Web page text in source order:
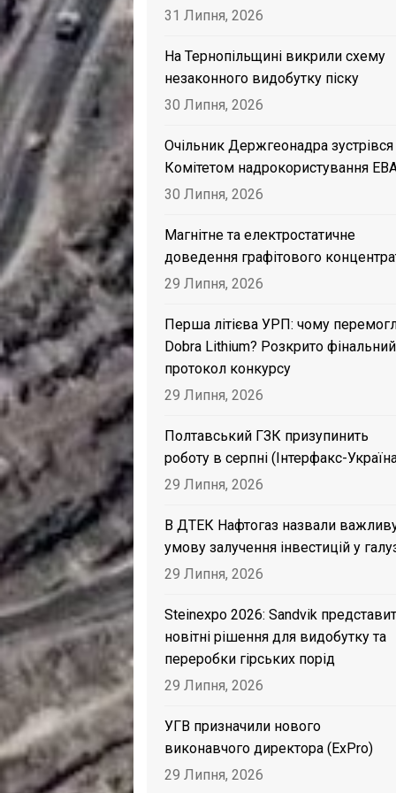
31 Липня, 2026
На Тернопільщині викрили схему
незаконного видобутку піску
30 Липня, 2026
Очільник Держгеонадра зустрівся
Комітетом надрокористування
30 Липня, 2026
Магнітне та електростатичне
доведення графітового
29 Липня, 2026
Перша літієва УРП: чому
Dobra Lithium? Розкрито фінальний
протокол конкурсу
29 Липня, 2026
Полтавський ГЗК призупинить
роботу в серпні (Інтерфакс-
29 Липня, 2026
В ДТЕК Нафтогаз назвали
умову залучення інвестицій у
29 Липня, 2026
Steinexpo 2026: Sandvik
новітні рішення для видобутку та
переробки гірських порід
29 Липня, 2026
УГВ призначили нового
виконавчого директора (ExPro)
29 Липня, 2026